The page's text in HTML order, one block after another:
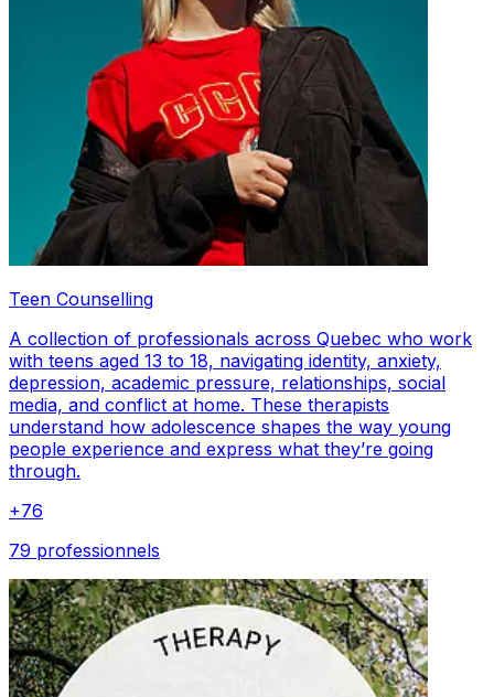
Teen Counselling
A collection of professionals across Quebec who work
with teens aged 13 to 18, navigating identity, anxiety,
depression, academic pressure, relationships, social
media, and conflict at home. These therapists
understand how adolescence shapes the way young
people experience and express what they’re going
through.
+76
79 professionnels